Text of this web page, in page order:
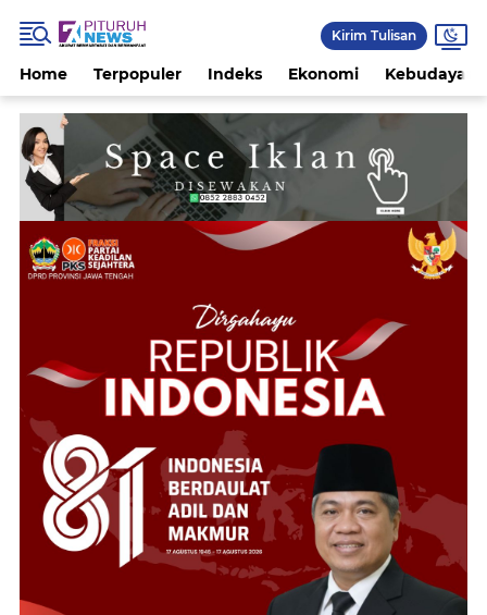
Kirim Tulisan
Home Terpopuler Indeks Ekonomi Kebudayaan